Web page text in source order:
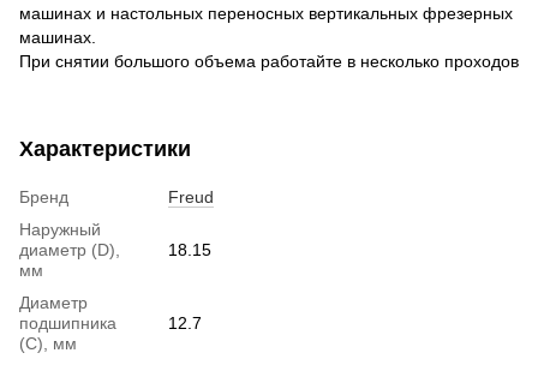
машинах и настольных переносных вертикальных фрезерных
машинах.
При снятии большого объема работайте в несколько проходов
Характеристики
Бренд
Freud
Наружный
диаметр (D),
мм
18.15
Диаметр
подшипника
(C), мм
12.7